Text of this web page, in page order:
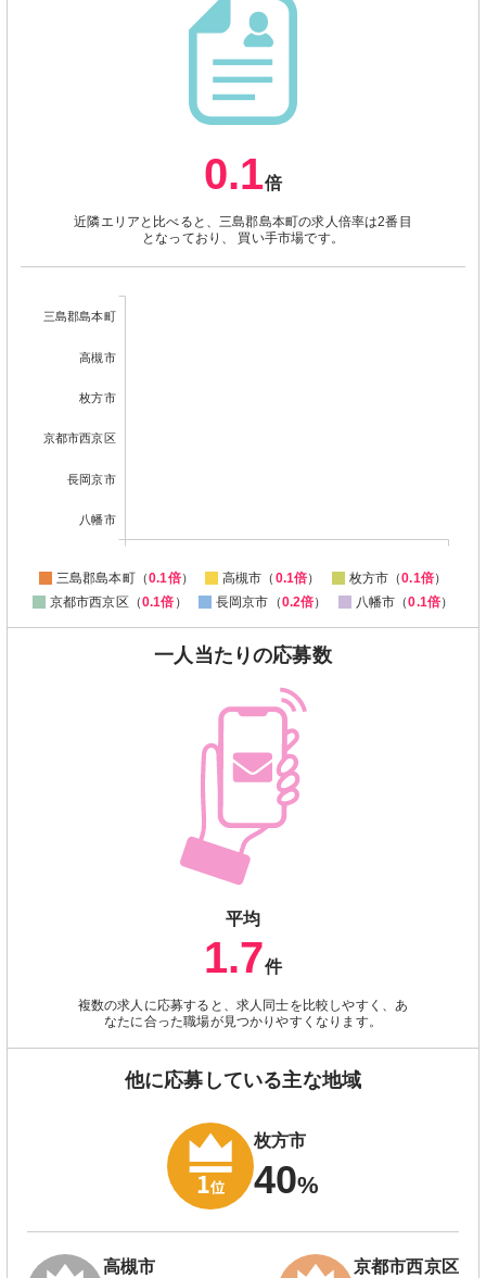
三島郡島本町
高槻市
枚方市
京都市西京区
長岡京市
八幡市
三島郡島本町（0.1倍） 高槻市（ 0.1倍） 枚方市（0.1倍）
京都市西京区（0.1倍 ） 長岡京市（0.2倍） 八幡市（0.1倍）
0.1倍
近隣エリアと比べると、三島郡島本町の求人倍率は2番目
となっており、 買い手市場です。
一人当たりの応募数
平均
1.7件
複数の求人に応募すると、求人同士を比較しやすく、あ
なたに合った職場が見つかりやすくなります。
他に応募している主な地域
枚方市
40%
高槻市 京都市西京区